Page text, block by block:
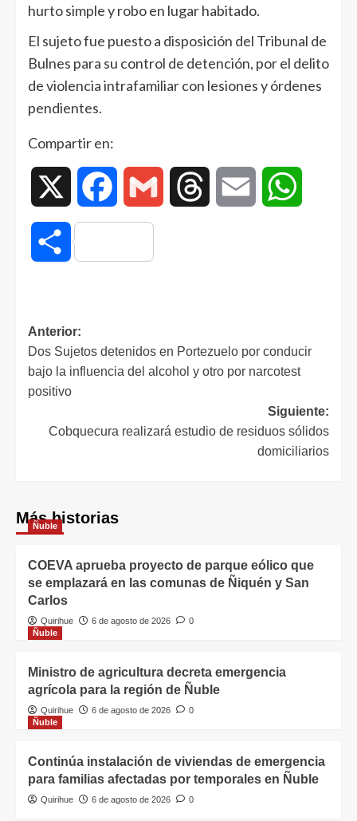
hurto simple y robo en lugar habitado.
El sujeto fue puesto a disposición del Tribunal de
Bulnes para su control de detención, por el delito
de violencia intrafamiliar con lesiones y órdenes
pendientes.
Compartir en:
Facebook Gmail Threads Email
Compartir
Anterior:
Dos Sujetos detenidos en Portezuelo por conducir
bajo la influencia del alcohol y otro por narcotest
positivo
Siguiente:
Cobquecura realizará estudio de residuos sólidos
domiciliarios
Más historias
Ñuble
COEVA aprueba proyecto de parque eólico que
se emplazará en las comunas de Ñiquén y San
Carlos
Quirihue 6 de agosto de 2026
0
Ñuble
Ministro de agricultura decreta emergencia
agrícola para la región de Ñuble
Quirihue 6 de agosto de 2026
0
Ñuble
Continúa instalación de viviendas de emergencia
para familias afectadas por temporales en Ñuble
Quirihue 6 de agosto de 2026 0